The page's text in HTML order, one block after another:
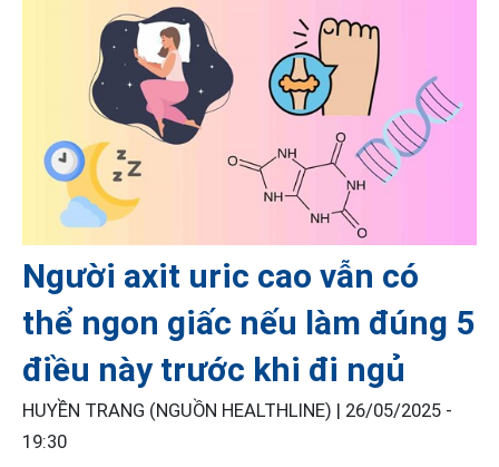
Người axit uric cao vẫn có
thể ngon giấc nếu làm đúng 5
điều này trước khi đi ngủ
HUYỀN TRANG (NGUỒN HEALTHLINE) | 26/05/2025 -
19:30